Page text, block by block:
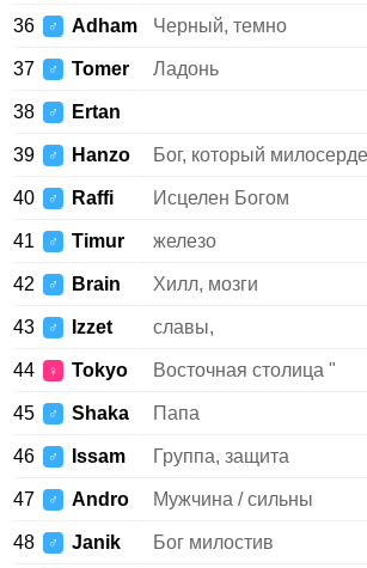
36 ♂ Adham Черный, темно
37 ♂ Tomer Ладонь
38 ♂ Ertan
39 ♂ Hanzo Бог, который
40 ♂ Raffi Исцелен Богом
41 ♂ Timur железо
42 ♂ Brain Хилл, мозги
43 ♂ Izzet славы,
44 ♀ Tokyo Восточная столица "
45 ♂ Shaka Папа
46 ♂ Issam Группа, защита
47 ♂ Andro Мужчина / сильны
48 ♂ Janik Бог милостив